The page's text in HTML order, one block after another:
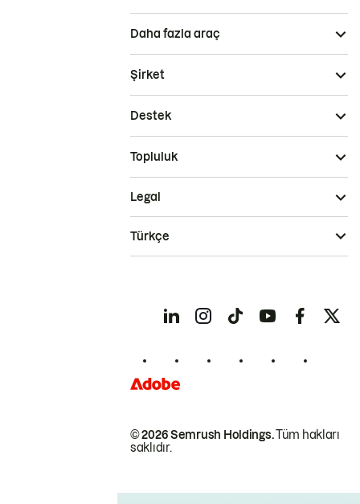
Daha fazla araç
Şirket
Destek
Topluluk
© 2026 Semrush Holdings.Tüm hakları
saklıdır.
Legal
Türkçe